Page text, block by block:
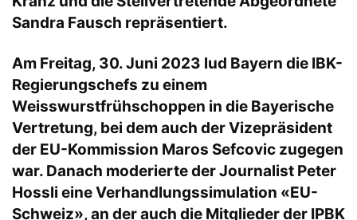
Sandra Fausch repräsentiert.
Am Freitag, 30. Juni 2023 lud Bayern die IBK-
Regierungschefs zu einem
Weisswurstfrühschoppen in die Bayerische
Vertretung, bei dem auch der Vizepräsident
der EU-Kommission Maros Sefcovic zugegen
war. Danach moderierte der Journalist Peter
Hossli eine Verhandlungssimulation «EU-
Schweiz», an der auch die Mitglieder der IPBK